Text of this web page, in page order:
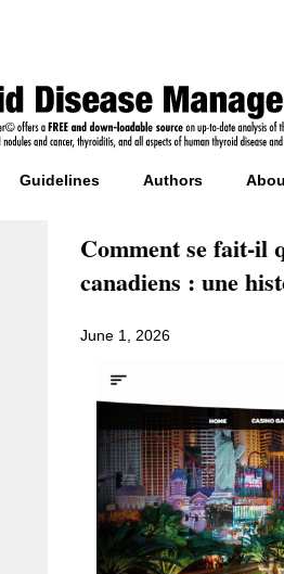
Guidelines Authors
Comment se fait-il
canadiens : une
June 1, 2026